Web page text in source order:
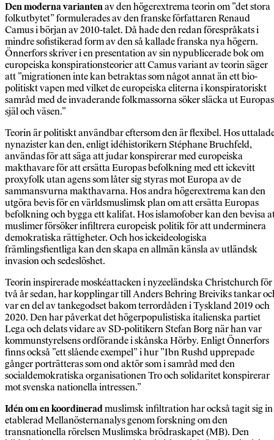
Den moderna variantenav den högerextrema teorin om ”det stora
folkutbytet” formulerades av den franske författaren Renaud
Camus i början av 2010-talet. Då hade den redan förespråkats i
mindre sofistikerad form av den så kallade franska nya högern.
Önnerfors skriver i en presentation av sin nypublicerade bok om
europeiska konspirationsteorier att Camus variant av teorin säger
att ”migrationen inte kan betraktas som något annat än ett bio-
politiskt vapen med vilket de europeiska eliterna i konspiratoriskt
samråd med de invaderande folkmassorna söker släcka ut Europas
själ och väsen.”
Teorin är politiskt användbar eftersom den är flexibel. Hos
nynazister kan den, enligt idéhistorikern Stéphane Bruchfeld,
användas för att säga att judar konspirerar med europeiska
makthavare för att ersätta Europas befolkning med ett ickevitt
proxyfolk utan agens som låter sig styras mot Europa av de
sammansvurna makthavarna. Hos andra högerextrema kan den
utgöra bevis för en världsmuslimsk plan om att ersätta Europas
befolkning och bygga ett kalifat. Hos islamofober kan den bevisa
muslimer försöker infiltrera europeisk politik för att underminera
demokratiska rättigheter. Och hos ickeideologiska
främlingsfientliga kan den skapa en allmän känsla av utländsk
invasion och sedeslöshet.
Teorin inspirerade moskéattacken i nyzeeländska Christchurch för
två år sedan, har kopplingar till Anders Behring Breiviks tankar
var en del av tankegodset bakom terrordåden i Tyskland 2019 och
2020. Den har påverkat det högerpopulistiska italienska partiet
Lega och delats vidare av SD-politikern Stefan Borg när han var
kommunstyrelsens ord­förande i skånska Hörby. Enligt Önnerfors
finns också ”ett slående exempel” i hur ”Ibn Rushd upprepade
gånger porträtteras som ond aktör som i samråd med den
socialdemokratiska organisationen Tro och solidaritet konspirerar
mot svenska nationella intressen.”
Idén om en koordineradmuslimsk infiltration har också tagit sig
etablerad Mellanösternanalys genom forskning om den
transnationella rörelsen Muslimska brödraskapet (MB). Den